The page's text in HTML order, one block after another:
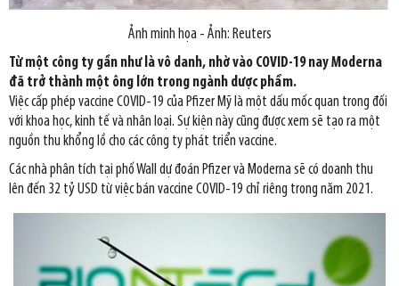
Ảnh minh họa - Ảnh: Reuters
Từ một công ty gần như là vô danh, nhờ vào COVID-19 nay Moderna
đã trở thành một ông lớn trong ngành dược phẩm.
Việc cấp phép vaccine COVID-19 của Pfizer Mỹ là một dấu mốc quan trong đối
với khoa học, kinh tế và nhân loại. Sự kiện này cũng được xem sẽ tạo ra một
nguồn thu khổng lồ cho các công ty phát triển vaccine.
Các nhà phân tích tại phố Wall dự đoán Pfizer và Moderna sẽ có doanh thu
lên đến 32 tỷ USD từ việc bán vaccine COVID-19 chỉ riêng trong năm 2021.